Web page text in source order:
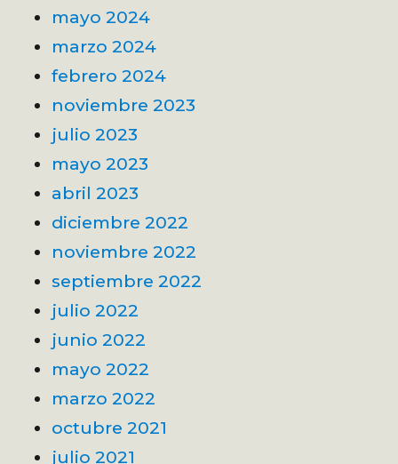
mayo 2024
marzo 2024
febrero 2024
noviembre 2023
julio 2023
mayo 2023
abril 2023
diciembre 2022
noviembre 2022
septiembre 2022
julio 2022
junio 2022
mayo 2022
marzo 2022
octubre 2021
julio 2021